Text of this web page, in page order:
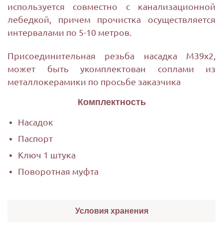
используется совместно с канализационной
лебедкой, причем прочистка осуществляется
интервалами по 5-10 метров.
Присоединительная резьба насадка М39х2,
может быть укомплектован соплами из
металлокерамики по просьбе заказчика
Комплектность
Насадок
Паспорт
Ключ 1 штука
Поворотная муфта
Условия хранения